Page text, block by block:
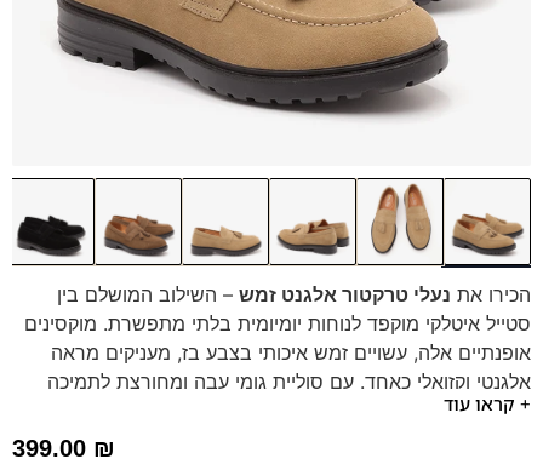
הכירו את נעלי טרקטור אלגנט זמש – השילוב המושלם בין
סטייל איטלקי מוקפד לנוחות יומיומית בלתי מתפשרת. מוקסינים
אופנתיים אלה, עשויים זמש איכותי בצבע בז, מעניקים מראה
אלגנטי וקזואלי כאחד. עם סוליית גומי עבה ומחורצת לתמיכה
ויציבות, ומדרס היברידי תומך, תיהנה מהליכה קלה ונעימה לכל
אורך היום. הפרנזים ותפר המוקסין הבולט מוסיפים טאץ יוקרתי.
+ קראו עוד
399.00 ₪